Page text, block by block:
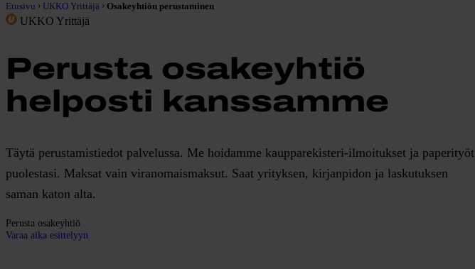
Etusivu › UKKO Yrittäjä › Osakeyhtiön perustaminen
UKKO Yrittäjä
Perusta osakeyhtiö
helposti kanssamme
Täytä perustamistiedot palvelussa. Me hoidamme kaupparekisteri-ilmoitukset ja paperityöt
puolestasi. Maksat vain viranomaismaksut. Saat yrityksen, kirjanpidon ja laskutuksen
saman katon alta.
Perusta osakeyhtiö
Varaa aika esittelyyn